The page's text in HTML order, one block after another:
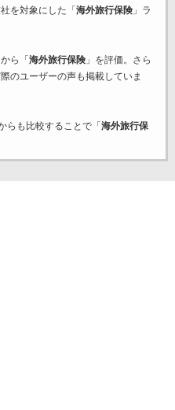
社を対象にした「 海外旅行保険」ラ
ら「 海外旅行保険」を評価。さら
のユーザーの声も掲載していま
らも比較することで「 海外旅行保